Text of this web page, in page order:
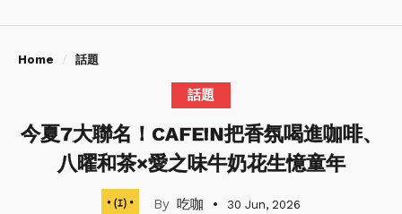
Home 話題
話題
今夏7大聯名！CAFE!N把香氛喝進咖啡、
八曜和茶×愛之味牛奶花生憶童年
吃咖 30 Jun, 2026